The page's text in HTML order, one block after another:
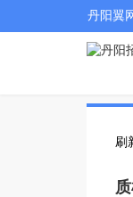
丹阳翼
刷